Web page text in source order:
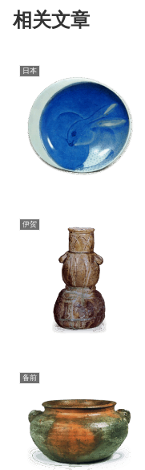
相关文章
日本
伊贺
备前